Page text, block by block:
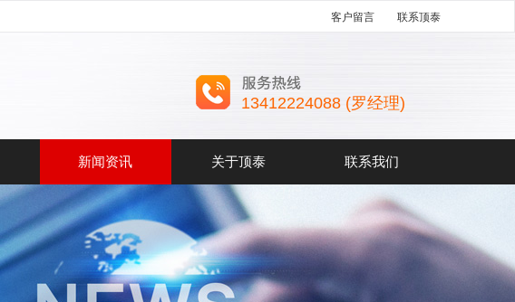
联系顶泰
客户留言
13412224088 (罗经理)
新闻资讯 关于顶泰 联系我们